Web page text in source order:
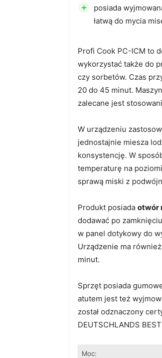
Profi Cook PC-ICM to
wykorzystać także do
czy sorbetów. Czas
20 do 45 minut.
zalecane jest
W urządzeniu
jednostajnie miesza
konsystencję. W
temperaturę na
sprawą miski z
Produkt posiada otwór
dodawać po
w panel dotykowy do
Urządzenie ma
minut.
Sprzęt posiada
atutem jest też
został odznaczony
DEUTSCHLANDS
Moc:
+
posiada
łatwą do mycia